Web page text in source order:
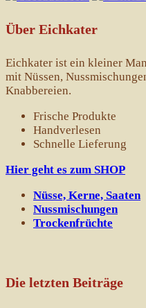
Über Eichkater
Eichkater ist ein kleiner
mit Nüssen,
Knabbereien.
Frische Produkte
Handverlesen
Schnelle Lieferung
Hier geht es zum SHOP
Nüsse, Kerne, Saaten
Nussmischungen
Trockenfrüchte
Die letzten Beiträge